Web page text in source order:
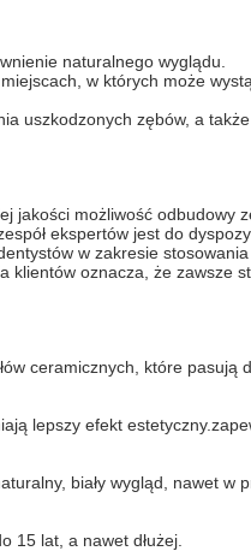
naturalnego wyglądu.
w których może
uszkodzonych zębów, a
jakości możliwość odbudowy
ekspertów jest do
w zakresie
oznacza, że zawsze
ceramicznych, które
lepszy efekt
biały wygląd, nawet
15 lat, a nawet dłużej.